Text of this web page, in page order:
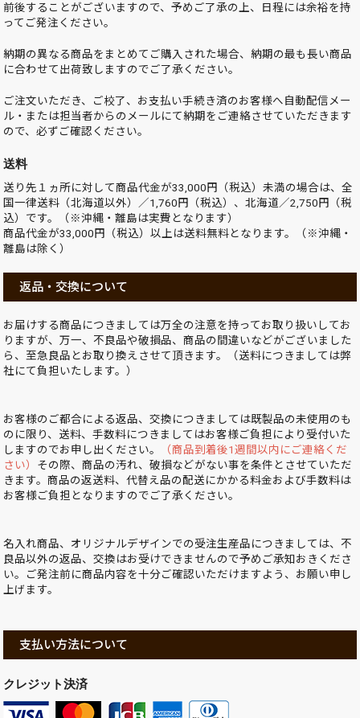
前後することがございますので、予めご了承の上、日程には余裕を持
ってご発注ください。
納期の異なる商品をまとめてご購入された場合、納期の最も長い商品
に合わせて出荷致しますのでご了承ください。
ご注文いただき、ご校了、お支払い手続き済のお客様へ自動配信メー
ル・または担当者からのメールにて納期をご連絡させていただきます
ので、必ずご確認ください。
送料
送り先１ヵ所に対して商品代金が33,000円（税込）未満の場合は、全
国一律送料（北海道以外）／1,760円（税込）、北海道／2,750円（税
込）です。（※沖縄・離島は実費となります）
商品代金が33,000円（税込）以上は送料無料となります。（※沖縄・
離島は除く）
返品・交換について
お届けする商品につきましては万全の注意を持ってお取り扱いしてお
りますが、万一、不良品や破損品、商品の間違いなどがございました
ら、至急良品とお取り換えさせて頂きます。（送料につきましては弊
社にて負担いたします。）
お客様のご都合による返品、交換につきましては既製品の未使用のも
のに限り、送料、手数料につきましてはお客様ご負担により受付いた
しますのでお申し出ください。
（商品到着後1週間以内にご連絡くだ
さい） その際、商品の汚れ、破損などがない事を条件とさせていただ
きます。商品の返送料、代替え品の配送にかかる料金および手数料は
お客様ご負担となりますのでご了承ください。
名入れ商品、オリジナルデザインでの受注生産品につきましては、不
良品以外の返品、交換はお受けできませんので予めご承知おきくださ
い。ご発注前に商品内容を十分ご確認いただけますよう、お願い申し
上げます。
支払い方法について
クレジット決済